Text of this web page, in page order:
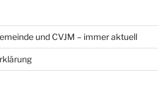
und CVJM – immer aktuell